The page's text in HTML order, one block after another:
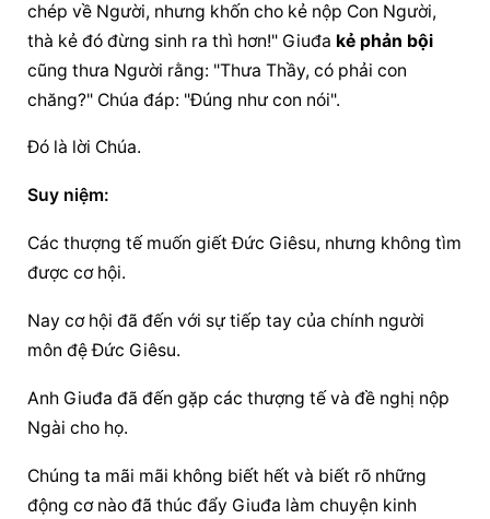
chép về Người, nhưng khốn cho kẻ nộp Con Người,
thà kẻ đó đừng sinh ra thì hơn!" Giuđa kẻ phản bội
cũng thưa Người rằng: "Thưa Thầy, có phải con
chăng?" Chúa đáp: "Ðúng như con nói".
Ðó là lời Chúa.
Suy niệm:
Các thượng tế muốn giết Đức Giêsu, nhưng không tìm
được cơ hội.
Nay cơ hội đã đến với sự tiếp tay của chính người
môn đệ Đức Giêsu.
Anh Giuđa đã đến gặp các thượng tế và đề nghị nộp
Ngài cho họ.
Chúng ta mãi mãi không biết hết và biết rõ những
động cơ nào đã thúc đẩy Giuđa làm chuyện kinh